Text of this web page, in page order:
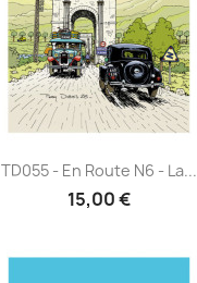
TD055 - En Route N6 - La...
15,00 €